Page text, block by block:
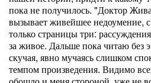
пока не получилось. "Доктор
вызывает живейшее недоумение,
только страницы три:
за живое. Дальше пока читаю без
скучая, явно мучаясь слишком
темпом произведения. Видимо